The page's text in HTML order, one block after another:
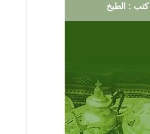
كتب : الطبخ